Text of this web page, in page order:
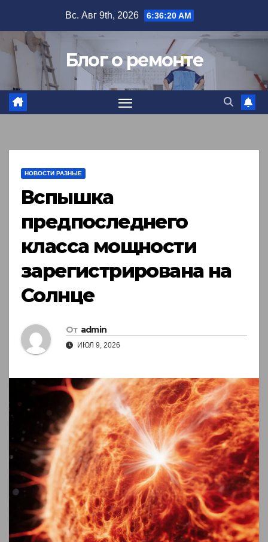
содержимому
Вс. Авг 9th, 2026 6:36:21 AM
Блог о ремонте
НОВОСТИ РАЗНЫЕ
Вспышка
предпоследнего
класса мощности
зарегистрирована на
Солнце
От admin
ИЮЛ 9, 2026